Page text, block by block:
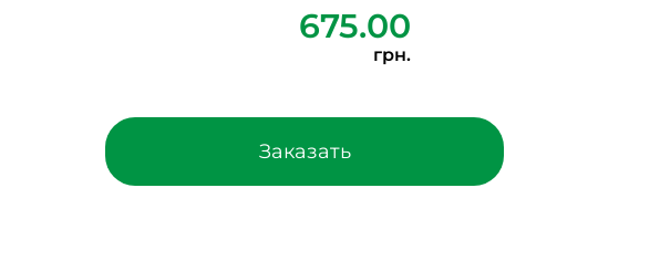
675.00
грн.
Заказать